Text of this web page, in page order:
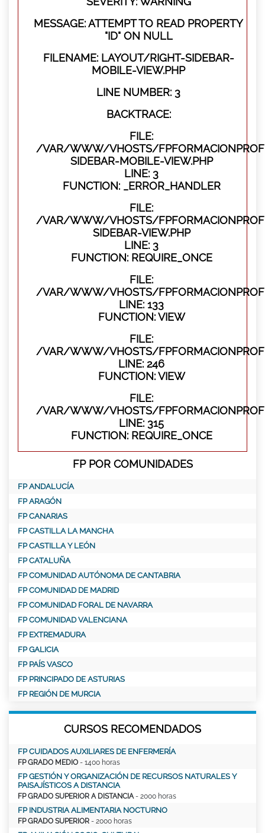
MESSAGE: ATTEMPT TO READ PROPERTY
"ID" ON NULL
FILENAME: LAYOUT/RIGHT-SIDEBAR-
MOBILE-VIEW.PHP
LINE NUMBER: 3
BACKTRACE:
FILE:
/VAR/WWW/VHOSTS/
SIDEBAR-MOBILE-VIEW.PHP
LINE: 3
FUNCTION: _ERROR_HANDLER
FILE:
/VAR/WWW/VHOSTS/
SIDEBAR-VIEW.PHP
LINE: 3
FUNCTION: REQUIRE_ONCE
FILE:
/VAR/WWW/VHOSTS/
LINE: 133
FUNCTION: VIEW
FILE:
/VAR/WWW/VHOSTS/
LINE: 246
FUNCTION: VIEW
FILE:
/VAR/WWW/VHOSTS/
LINE: 315
FUNCTION: REQUIRE_ONCE
FP POR COMUNIDADES
FP ANDALUCÍA
FP ARAGÓN
FP CANARIAS
FP CASTILLA LA MANCHA
FP CASTILLA Y LEÓN
FP CATALUÑA
FP COMUNIDAD AUTÓNOMA DE CANTABRIA
FP COMUNIDAD DE MADRID
FP COMUNIDAD FORAL DE NAVARRA
FP COMUNIDAD VALENCIANA
FP EXTREMADURA
FP GALICIA
FP PAÍS VASCO
FP PRINCIPADO DE ASTURIAS
FP REGIÓN DE MURCIA
CURSOS RECOMENDADOS
FP CUIDADOS AUXILIARES DE ENFERMERÍA
FP GRADO MEDIO - 1400 horas
FP GESTIÓN Y ORGANIZACIÓN DE RECURSOS NATURALES Y
PAISAJÍSTICOS A DISTANCIA
FP GRADO SUPERIOR A DISTANCIA - 2000 horas
FP INDUSTRIA ALIMENTARIA NOCTURNO
FP GRADO SUPERIOR - 2000 horas